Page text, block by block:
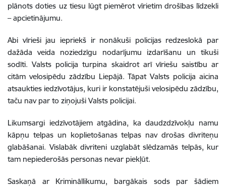
plānots doties uz tiesu lūgt piemērot vīrietim drošības līdzekli
– apcietinājumu.
Abi vīrieši jau iepriekš ir nonākuši policijas redzeslokā par
dažāda veida noziedzīgu nodarījumu izdarīšanu un tikuši
sodīti. Valsts policija turpina skaidrot arī vīriešu saistību ar
citām velosipēdu zādzību Liepājā. Tāpat Valsts policija aicina
atsaukties iedzīvotājus, kuri ir konstatējuši velosipēdu zādzību,
taču nav par to ziņojuši Valsts policijai.
Likumsargi iedzīvotājiem atgādina, ka daudzdzīvokļu namu
kāpņu telpas un koplietošanas telpas nav drošas divriteņu
glabāšanai. Vislabāk divriteni uzglabāt slēdzamās telpās, kur
tam nepiederošās personas nevar piekļūt.
Saskaņā ar Krimināllikumu, bargākais sods par šādiem